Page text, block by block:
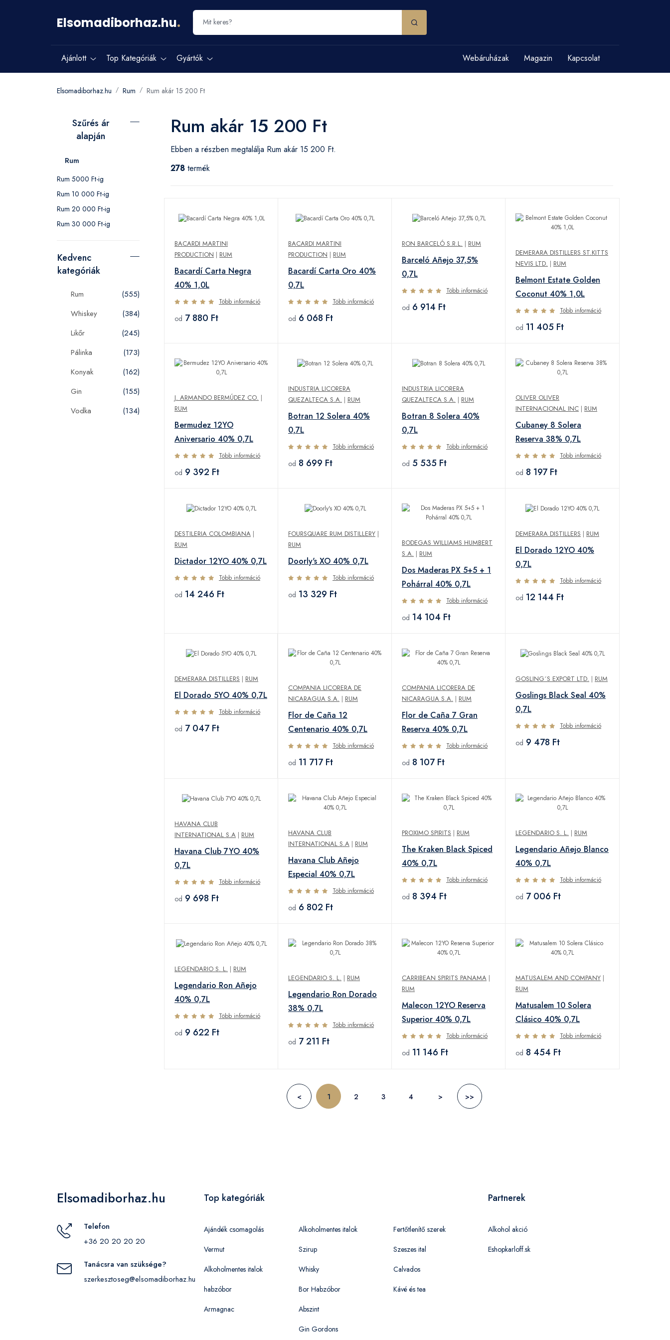
Elsomadiborhaz.hu.
Ajánlott Top Kategóriák Gyártók Webáruházak Magazin Kapcsolat
Elsomadiborhaz.hu Rum Rum akár 15 200 Ft
Szűrés ár
alapján
Rum
Rum 5000 Ft-ig
Rum 10 000 Ft-ig
Rum 20 000 Ft-ig
Rum 30 000 Ft-ig
Kedvenc
kategóriák
Rum
(555)
Whiskey
(384)
Likőr
(245)
Pálinka
(173)
Konyak
(162)
Gin
(155)
Vodka
(134)
Rum akár 15 200 Ft
Ebben a részben megtalálja Rum akár 15 200 Ft.
278 termék
BACARDI MARTINI
PRODUCTION | RUM
Bacardí Carta Negra
40% 1,0L
Több információ
od 7 880 Ft
BACARDI MARTINI
PRODUCTION | RUM
Bacardí Carta Oro 40%
0,7L
Több információ
od 6 068 Ft
RON BARCELÓ S.R.L. | RUM
Barceló Añejo 37,5%
0,7L
Több információ
od 6 914 Ft
DEMERARA DISTILLERS ST.KITTS
NEVIS LTD. | RUM
Belmont Estate Golden
Coconut 40% 1,0L
Több információ
od 11 405 Ft
J. ARMANDO BERMÚDEZ CO. |
RUM
Bermudez 12YO
Aniversario 40% 0,7L
Több információ
od 9 392 Ft
INDUSTRIA LICORERA
QUEZALTECA S.A. | RUM
Botran 12 Solera 40%
0,7L
Több információ
od 8 699 Ft
INDUSTRIA LICORERA
QUEZALTECA S.A. | RUM
Botran 8 Solera 40%
0,7L
Több információ
od 5 535 Ft
OLIVER OLIVER
INTERNACIONAL INC | RUM
Cubaney 8 Solera
Reserva 38% 0,7L
Több információ
od 8 197 Ft
DESTILERIA COLOMBIANA |
RUM
Dictador 12YO 40% 0,7L
Több információ
od 14 246 Ft
FOURSQUARE RUM DISTILLERY |
RUM
Doorly's XO 40% 0,7L
Több információ
od 13 329 Ft
BODEGAS WILLIAMS HUMBERT
S.A. | RUM
Dos Maderas PX 5+5 + 1
Pohárral 40% 0,7L
Több információ
od 14 104 Ft
DEMERARA DISTILLERS | RUM
El Dorado 12YO 40%
0,7L
Több információ
od 12 144 Ft
DEMERARA DISTILLERS | RUM
El Dorado 5YO 40% 0,7L
Több információ
od 7 047 Ft
COMPANIA LICORERA DE
NICARAGUA S.A. | RUM
Flor de Caña 12
Centenario 40% 0,7L
Több információ
od 11 717 Ft
COMPANIA LICORERA DE
NICARAGUA S.A. | RUM
Flor de Caña 7 Gran
Reserva 40% 0,7L
Több információ
od 8 107 Ft
GOSLING´S EXPORT LTD. | RUM
Goslings Black Seal 40%
0,7L
Több információ
od 9 478 Ft
HAVANA CLUB
INTERNATIONAL S.A | RUM
Havana Club 7YO 40%
0,7L
Több információ
od 9 698 Ft
HAVANA CLUB
INTERNATIONAL S.A | RUM
Havana Club Añejo
Especial 40% 0,7L
Több információ
od 6 802 Ft
PROXIMO SPIRITS | RUM
The Kraken Black Spiced
40% 0,7L
Több információ
od 8 394 Ft
LEGENDARIO S. L. | RUM
Legendario Añejo Blanco
40% 0,7L
Több információ
od 7 006 Ft
LEGENDARIO S. L. | RUM
Legendario Ron Añejo
40% 0,7L
Több információ
od 9 622 Ft
LEGENDARIO S. L. | RUM
Legendario Ron Dorado
38% 0,7L
Több információ
od 7 211 Ft
CARRIBEAN SPIRITS PANAMA |
RUM
Malecon 12YO Reserva
Superior 40% 0,7L
Több információ
od 11 146 Ft
MATUSALEM AND COMPANY |
RUM
Matusalem 10 Solera
Clásico 40% 0,7L
Több információ
od 8 454 Ft
< 1 2 3 4 > >>
Elsomadiborhaz.hu
Telefon
+36 20 20 20 20
Tanácsra van szüksége?
szerkesztoseg@elsomadiborhaz.hu
Top kategóriák
Ajándék csomagolás
Vermut
Alkoholmentes italok
habzóbor
Armagnac
Alkoholmentes italok
Szirup
Whisky
Bor Habzóbor
Abszint
Gin Gordons
Fertőtlenítő szerek
Szeszes ital
Calvados
Kávé és tea
Partnerek
Alkohol akció
Eshopkarloff.sk